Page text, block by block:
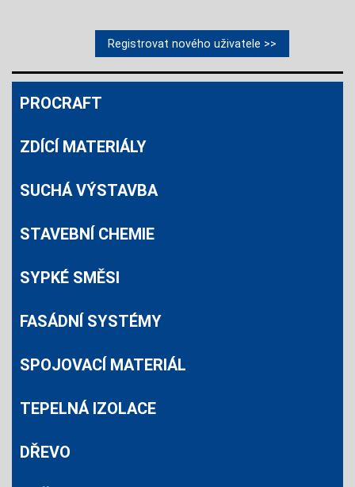
PROCRAFT
ZDÍCÍ MATERIÁLY
SUCHÁ VÝSTAVBA
STAVEBNÍ CHEMIE
SYPKÉ SMĚSI
FASÁDNÍ SYSTÉMY
SPOJOVACÍ MATERIÁL
TEPELNÁ IZOLACE
DŘEVO